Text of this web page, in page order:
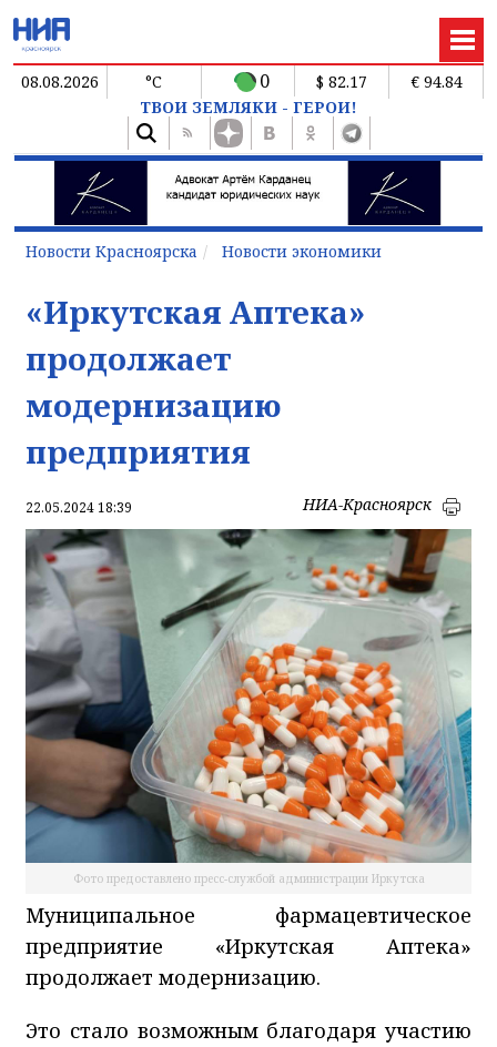
08.08.2026 °C 0 $ 82.17
€ 94.84
ТВОИ ЗЕМЛЯКИ - ГЕРОИ!
Новости Красноярска Новости экономики
«Иркутская Аптека»
продолжает
модернизацию
предприятия
22.05.2024 18:39 НИА-Красноярск
Фото предоставлено пресс-службой администрации Иркутска
Муниципальное фармацевтическое
предприятие «Иркутская Аптека»
продолжает модернизацию.
Это стало возможным благодаря участию